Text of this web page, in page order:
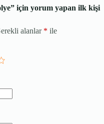
için yorum yapan ilk kişi
alanlar * ile